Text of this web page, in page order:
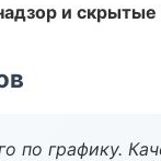
и
по графику.